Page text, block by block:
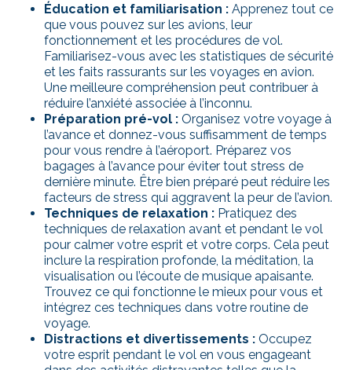
Éducation et familiarisation : Apprenez tout ce
que vous pouvez sur les avions, leur
fonctionnement et les procédures de vol.
Familiarisez-vous avec les statistiques de sécurité
et les faits rassurants sur les voyages en avion.
Une meilleure compréhension peut contribuer à
réduire l’anxiété associée à l’inconnu.
Préparation pré-vol : Organisez votre voyage à
l’avance et donnez-vous suffisamment de temps
pour vous rendre à l’aéroport. Préparez vos
bagages à l’avance pour éviter tout stress de
dernière minute. Être bien préparé peut réduire les
facteurs de stress qui aggravent la peur de l’avion.
Techniques de relaxation : Pratiquez des
techniques de relaxation avant et pendant le vol
pour calmer votre esprit et votre corps. Cela peut
inclure la respiration profonde, la méditation, la
visualisation ou l’écoute de musique apaisante.
Trouvez ce qui fonctionne le mieux pour vous et
intégrez ces techniques dans votre routine de
voyage.
Distractions et divertissements : Occupez
votre esprit pendant le vol en vous engageant